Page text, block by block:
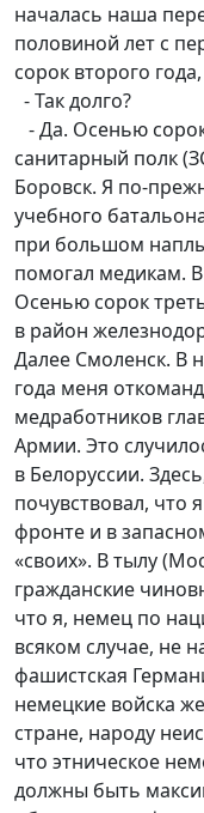
началась наша
половиной лет с
сорок второго
- Так долго?
- Да. Осенью
санитарный полк
Боровск. Я по-
учебного
при большом
помогал медикам.
Осенью сорок
в район
Далее Смоленск. В
года меня
медработников
Армии. Это
в Белоруссии.
почувствовал, что
фронте и в
«своих». В тылу
гражданские
что я, немец по
всяком случае, не
фашистская
немецкие войска
стране, народу
что этническое
должны быть